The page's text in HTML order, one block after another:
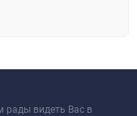
рады видеть Вас в